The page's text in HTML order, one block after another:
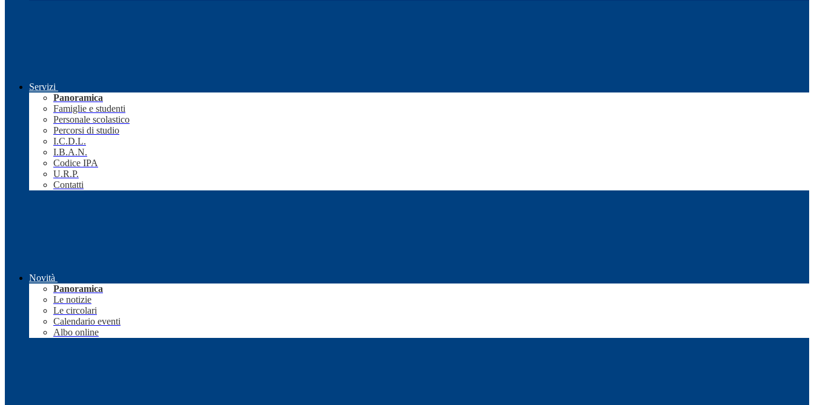
Servizi
Panoramica
Famiglie e studenti
Personale scolastico
Percorsi di studio
I.C.D.L.
I.B.A.N.
Codice IPA
U.R.P.
Contatti
Novità
Panoramica
Le notizie
Le circolari
Calendario eventi
Albo online